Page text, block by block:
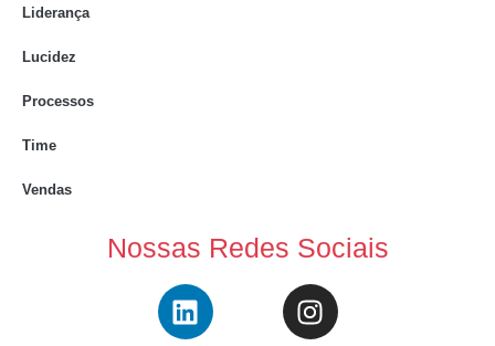
Liderança
Lucidez
Processos
Time
Vendas
Nossas Redes Sociais